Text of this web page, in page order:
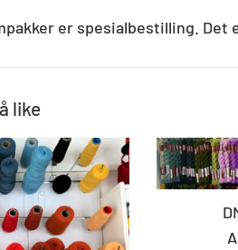
er spesialbestilling.
like